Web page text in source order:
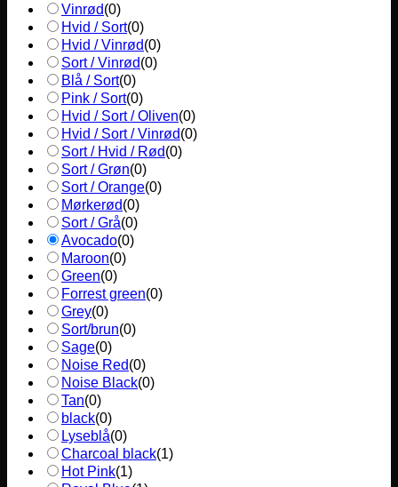
Vinrød(0)
Hvid / Sort(0)
Hvid / Vinrød(0)
Sort / Vinrød(0)
Blå / Sort(0)
Pink / Sort(0)
Hvid / Sort / Oliven(0)
Hvid / Sort / Vinrød(0)
Sort / Hvid / Rød(0)
Sort / Grøn(0)
Sort / Orange(0)
Mørkerød(0)
Sort / Grå(0)
Avocado(0)
Maroon(0)
Green(0)
Forrest green(0)
Grey(0)
Sort/brun(0)
Sage(0)
Noise Red(0)
Noise Black(0)
Tan(0)
black(0)
Lyseblå(0)
Charcoal black(1)
Hot Pink(1)